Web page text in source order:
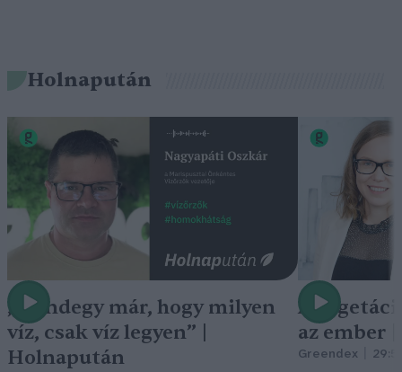
Holnapután
„Mindegy már, hogy milyen
víz, csak víz legyen” |
Holnapután
A
az ember
Greendex